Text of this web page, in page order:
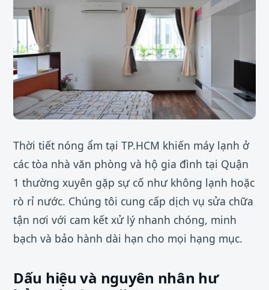
Thời tiết nóng ẩm tại TP.HCM khiến máy lạnh ở
các tòa nhà văn phòng và hộ gia đình tại Quận
1 thường xuyên gặp sự cố như không lạnh hoặc
rò rỉ nước. Chúng tôi cung cấp dịch vụ sửa chữa
tận nơi với cam kết xử lý nhanh chóng, minh
bạch và bảo hành dài hạn cho mọi hạng mục.
Dấu hiệu và nguyên nhân hư